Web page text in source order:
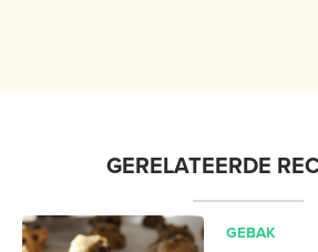
GERELATEERDE
GEBAK